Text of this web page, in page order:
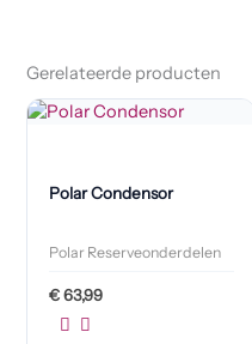
Gerelateerde producten
Polar Condensor
Polar Reserveonderdelen
€63,99